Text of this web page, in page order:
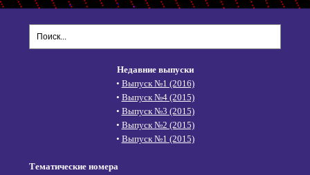
Недавние выпуски
• Выпуск №1 (2016)
• Выпуск №4 (2015)
• Выпуск №3 (2015)
• Выпуск №2 (2015)
• Выпуск №1 (2015)
Тематические номера